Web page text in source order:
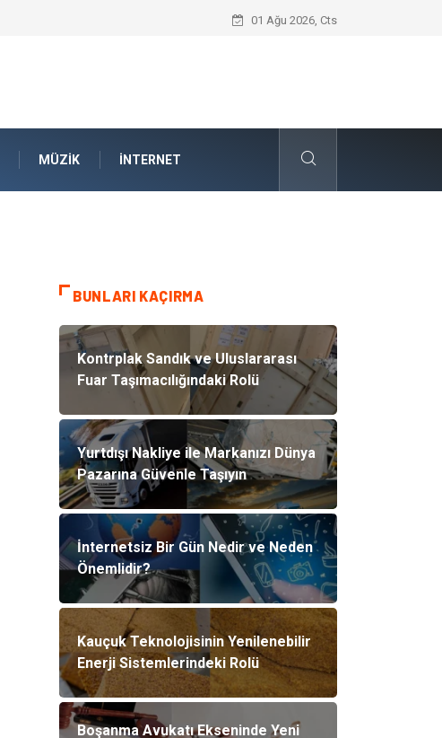
İnternetsiz Bir Gün Nedir ve Neden
01 Ağu 2026, Cts
MÜZIK İNTERNET
BUNLARI KAÇIRMA
Kontrplak Sandık ve Uluslararası
Fuar Taşımacılığındaki Rolü
Yurtdışı Nakliye ile Markanızı Dünya
Pazarına Güvenle Taşıyın
İnternetsiz Bir Gün Nedir ve Neden
Önemlidir?
Kauçuk Teknolojisinin Yenilenebilir
Enerji Sistemlerindeki Rolü
Boşanma Avukatı Ekseninde Yeni